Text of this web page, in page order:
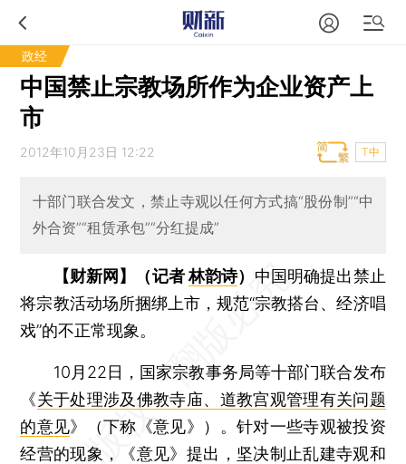
政经
中国禁止宗教场所作为企业资产上
市
2012年10月23日 12:22 T中
十部门联合发文，禁止寺观以任何方式搞“股份制”“中
外合资”“租赁承包”“分红提成”
【财新网】（记者林韵诗） 中国明确提出禁止
将宗教活动场所捆绑上市，规范“宗教搭台、经济唱
戏”的不正常现象。
10月22日，国家宗教事务局等十部门联合发布
《关于处理涉及佛教寺庙、道教宫观管理有关问题
的意见》（下称《意见》）。针对一些寺观被投资
经营的现象，《意见》提出，坚决制止乱建寺观和